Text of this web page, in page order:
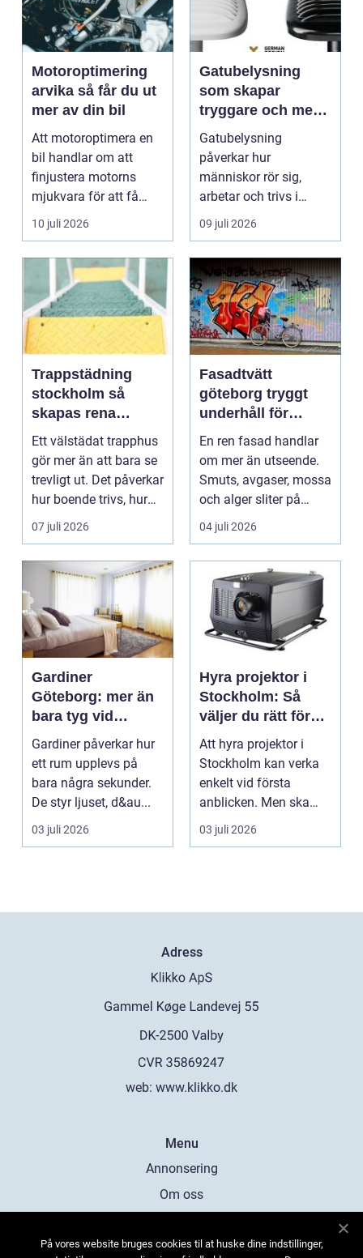
Motoroptimering
arvika så får du ut
mer av din bil
Att motoroptimera en
bil handlar om att
finjustera motorns
mjukvara för att få
bättre respons, mer k...
10 juli 2026
Gatubelysning
som skapar
tryggare och mer
hållbara miljöer
Gatubelysning
påverkar hur
människor rör sig,
arbetar och trivs i
städer och samhällen.
Bra belysnin...
09 juli 2026
Trappstädning
stockholm så
skapas rena
trapphus som
håller över tid
Ett välstädat trapphus
gör mer än att bara se
trevligt ut. Det påverkar
hur boende trivs, hur
besöka...
07 juli 2026
Fasadtvätt
göteborg tryggt
underhåll för
hållbara fasader
En ren fasad handlar
om mer än utseende.
Smuts, avgaser, mossa
och alger sliter på
materialen och ka...
04 juli 2026
Gardiner
Göteborg: mer än
bara tyg vid
fönstret
Gardiner påverkar hur
ett rum upplevs på
bara några sekunder.
De styr ljuset, d&au...
03 juli 2026
Hyra projektor i
Stockholm: Så
väljer du rätt för
ditt event
Att hyra projektor i
Stockholm kan verka
enkelt vid första
anblicken. Men ska
bilden vara stor,...
03 juli 2026
Adress
web: www.klikko.dk
Menu
Annonsering
Om oss
Kontakta oss
På vores website bruges cookies til at huske dine indstillinger,